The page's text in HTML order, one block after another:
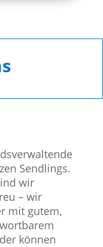
Sendlings.
wir
– wir
mit gutem,
können